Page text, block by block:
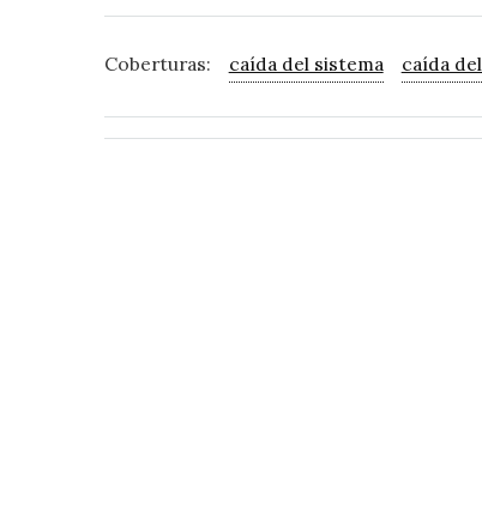
Coberturas: caída del sistema caída